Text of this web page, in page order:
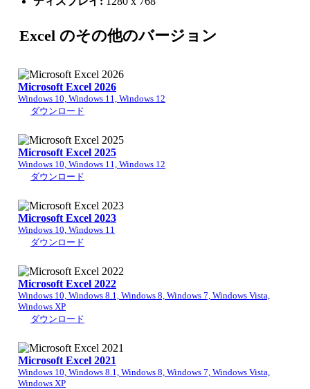
Excel のその他のバージョン
Microsoft Excel 2026
Windows 10, Windows 11, Windows 12
ダウンロード
Microsoft Excel 2025
Windows 10, Windows 11, Windows 12
ダウンロード
Microsoft Excel 2023
Windows 10, Windows 11
ダウンロード
Microsoft Excel 2022
Windows 10, Windows 8.1, Windows 8, Windows 7, Windows Vista,
Windows XP
ダウンロード
Microsoft Excel 2021
Windows 10, Windows 8.1, Windows 8, Windows 7, Windows Vista,
Windows XP